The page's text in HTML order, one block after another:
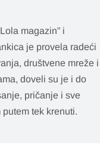
magazin” i
je provela radeći
društvene mreže i
doveli su je i do
pričanje i sve
tek krenuti.